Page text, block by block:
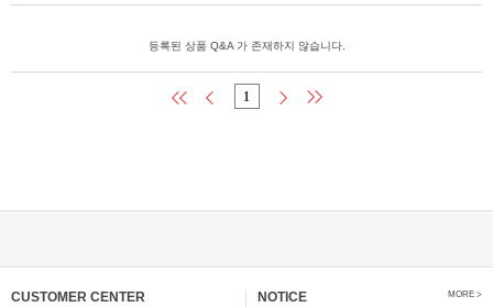
등록된 상품 Q&A 가 존재하지 않습니다.
1
CUSTOMER CENTER NOTICE MORE >